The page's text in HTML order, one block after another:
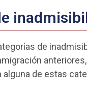
de
alguna de estas